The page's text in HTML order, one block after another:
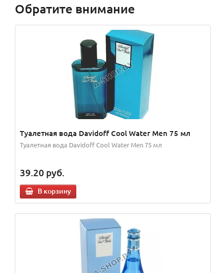
Обратите внимание
Туалетная вода Davidoff Cool Water Men 75 мл
Туалетная вода Davidoff Cool Water Men 75 мл
39.20 руб.
В корзину